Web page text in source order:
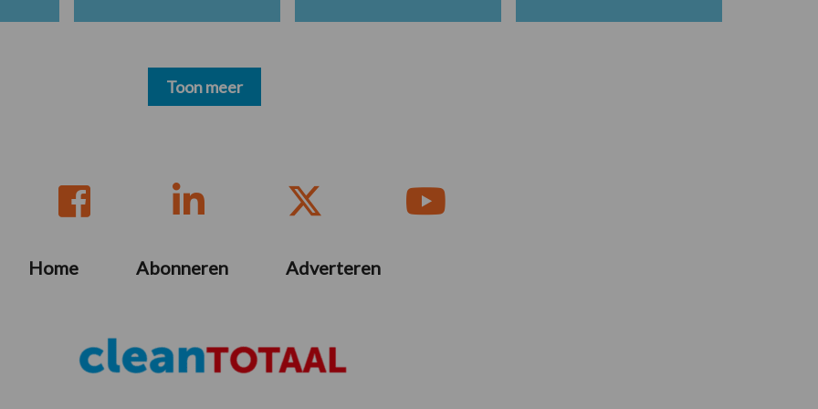
Toon meer
Home Abonneren Adverteren